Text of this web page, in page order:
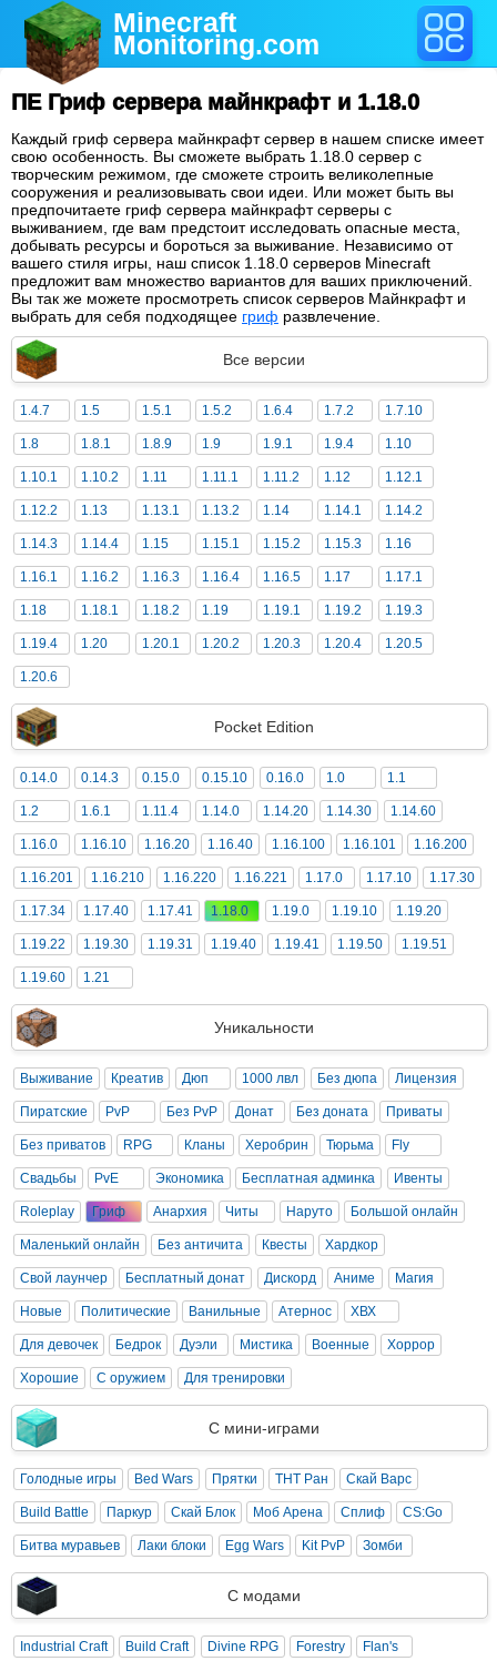
Minecraft
Monitoring.com
ПЕ Гриф сервера майнкрафт и 1.18.0
Каждый гриф сервера майнкрафт сервер в нашем списке имеет
свою особенность. Вы сможете выбрать 1.18.0 сервер с
творческим режимом, где сможете строить великолепные
сооружения и реализовывать свои идеи. Или может быть вы
предпочитаете гриф сервера майнкрафт серверы с
выживанием, где вам предстоит исследовать опасные места,
добывать ресурсы и бороться за выживание. Независимо от
вашего стиля игры, наш список 1.18.0 серверов Minecraft
предложит вам множество вариантов для ваших приключений.
Вы так же можете просмотреть список серверов Майнкрафт и
выбрать для себя подходящее гриф развлечение.
Все версии
1.4.7 1.5 1.5.1 1.5.2 1.6.4 1.7.2 1.7.10
1.8 1.8.1 1.8.9 1.9 1.9.1 1.9.4 1.10
1.10.1 1.10.2 1.11 1.11.1 1.11.2 1.12 1.12.1
1.12.2 1.13 1.13.1 1.13.2 1.14 1.14.1 1.14.2
1.14.3 1.14.4 1.15 1.15.1 1.15.2 1.15.3 1.16
1.16.1 1.16.2 1.16.3 1.16.4 1.16.5 1.17 1.17.1
1.18 1.18.1 1.18.2 1.19 1.19.1 1.19.2 1.19.3
1.19.4 1.20 1.20.1 1.20.2 1.20.3 1.20.4 1.20.5
1.20.6
Pocket Edition
0.14.0 0.14.3 0.15.0 0.15.10 0.16.0 1.0 1.1
1.2 1.6.1 1.11.4 1.14.0 1.14.20 1.14.30 1.14.60
1.16.0 1.16.10 1.16.20 1.16.40 1.16.100 1.16.101 1.16.200
1.16.201 1.16.210 1.16.220 1.16.221 1.17.0 1.17.10 1.17.30
1.17.34 1.17.40 1.17.41 1.18.0 1.19.0 1.19.10 1.19.20
1.19.22 1.19.30 1.19.31 1.19.40 1.19.41 1.19.50 1.19.51
1.19.60 1.21
Уникальности
Выживание Креатив Дюп 1000 лвл Без дюпа Лицензия
Пиратские PvP Без PvP Донат Без доната Приваты
Без приватов RPG Кланы Херобрин Тюрьма Fly
Свадьбы PvE Экономика Бесплатная админка Ивенты
Roleplay Гриф Анархия Читы Наруто Большой онлайн
Маленький онлайн Без античита Квесты Хардкор
Свой лаунчер Бесплатный донат Дискорд Аниме Магия
Новые Политические Ванильные Атернос ХВХ
Для девочек Бедрок Дуэли Мистика Военные Хоррор
Хорошие С оружием Для тренировки
С мини-играми
Голодные игры Bed Wars Прятки ТНТ Ран Скай Варс
Build Battle Паркур Скай Блок Моб Арена Сплиф CS:Go
Битва муравьев Лаки блоки Egg Wars Kit PvP Зомби
С модами
Industrial Craft Build Craft Divine RPG Forestry Flan's